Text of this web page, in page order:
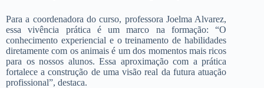
Para a coordenadora do curso, professora Joelma Alvarez,
essa vivência prática é um marco na formação:
“O
conhecimento experiencial e o treinamento de habilidades
diretamente com os animais é um dos momentos mais ricos
para os nossos alunos. Essa aproximação com a prática
fortalece a construção de uma visão real da futura atuação
profissional”, destaca.